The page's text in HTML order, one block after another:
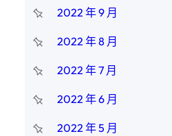
2022 年 9 月
2022 年 8 月
2022 年 7 月
2022 年 6 月
2022 年 5 月